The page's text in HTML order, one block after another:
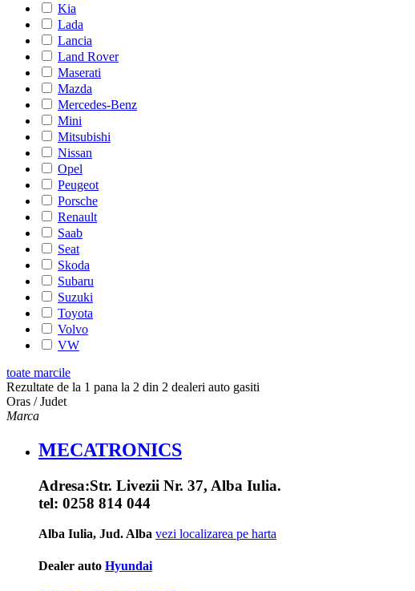
Kia
Lada
Lancia
Land Rover
Maserati
Mazda
Mercedes-Benz
Mini
Mitsubishi
Nissan
Opel
Peugeot
Porsche
Renault
Saab
Seat
Skoda
Subaru
Suzuki
Toyota
Volvo
VW
toate marcile
Rezultate de la 1 pana la 2 din 2 dealeri auto gasiti
Oras / Judet
Marca
MECATRONICS
Adresa:Str. Livezii Nr. 37, Alba Iulia.
tel: 0258 814 044
Alba Iulia, Jud. Alba vezi localizarea pe harta
Dealer auto Hyundai